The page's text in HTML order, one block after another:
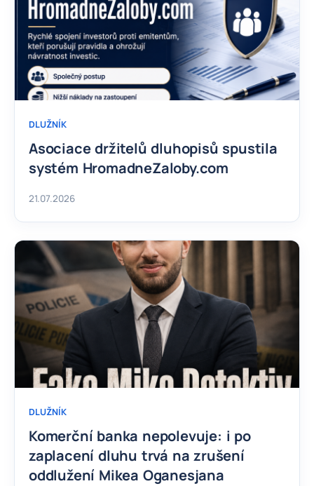
DLUŽNÍK
Asociace držitelů dluhopisů spustila
systém HromadneZaloby.com
21.07.2026
DLUŽNÍK
Komerční banka nepolevuje: i po
zaplacení dluhu trvá na zrušení
oddlužení Mikea Oganesjana